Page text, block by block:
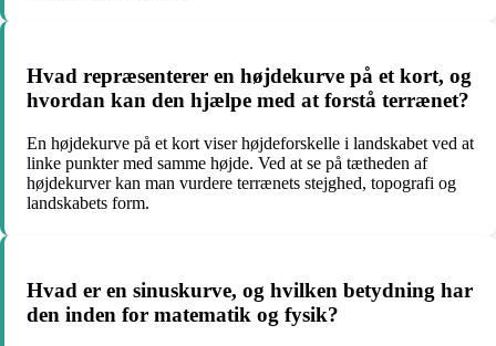
Hvad repræsenterer en højdekurve på et kort, og
hvordan kan den hjælpe med at forstå terrænet?
En højdekurve på et kort viser højdeforskelle i landskabet ved at
linke punkter med samme højde. Ved at se på tætheden af
højdekurver kan man vurdere terrænets stejghed, topografi og
landskabets form.
Hvad er en sinuskurve, og hvilken betydning har
den inden for matematik og fysik?